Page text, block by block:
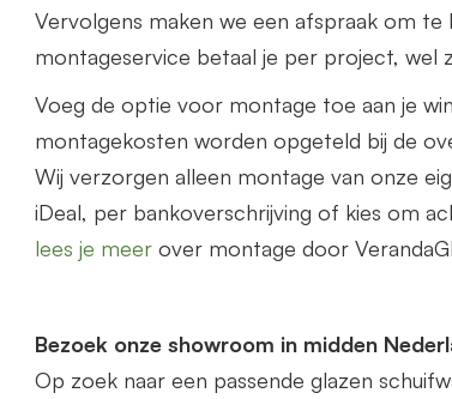
Vervolgens maken we een afspraak om te
montageservice betaal je per project, wel
Voeg de optie voor montage toe aan je
montagekosten worden opgeteld bij de
Wij verzorgen alleen montage van onze
iDeal, per bankoverschrijving of kies om
lees je meer over montage door
Bezoek onze showroom in midden
Op zoek naar een passende glazen